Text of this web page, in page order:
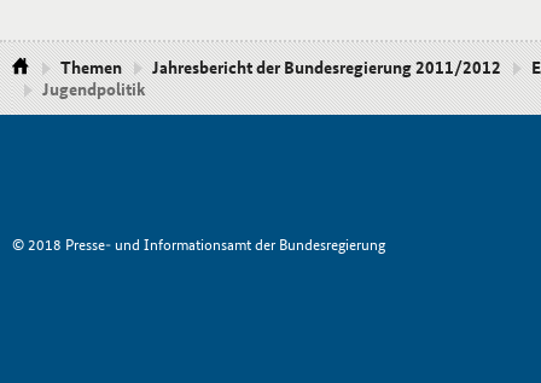
Themen Jahresbericht der Bundesregierung 2011/2012
Jugendpolitik
© 2018 Presse- und Informationsamt der Bundesregierung